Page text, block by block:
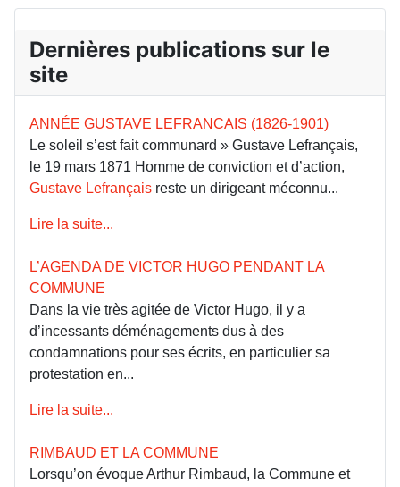
Dernières publications sur le
site
ANNÉE GUSTAVE LEFRANCAIS (1826-1901)
Le soleil s’est fait communard » Gustave Lefrançais,
le 19 mars 1871 Homme de conviction et d’action,
Gustave Lefrançais reste un dirigeant méconnu...
Lire la suite...
L’AGENDA DE VICTOR HUGO PENDANT LA
COMMUNE
Dans la vie très agitée de Victor Hugo, il y a
d’incessants déménagements dus à des
condamnations pour ses écrits, en particulier sa
protestation en...
Lire la suite...
RIMBAUD ET LA COMMUNE
Lorsqu’on évoque Arthur Rimbaud, la Commune et